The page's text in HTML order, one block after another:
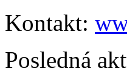
Kontakt:
Posledná